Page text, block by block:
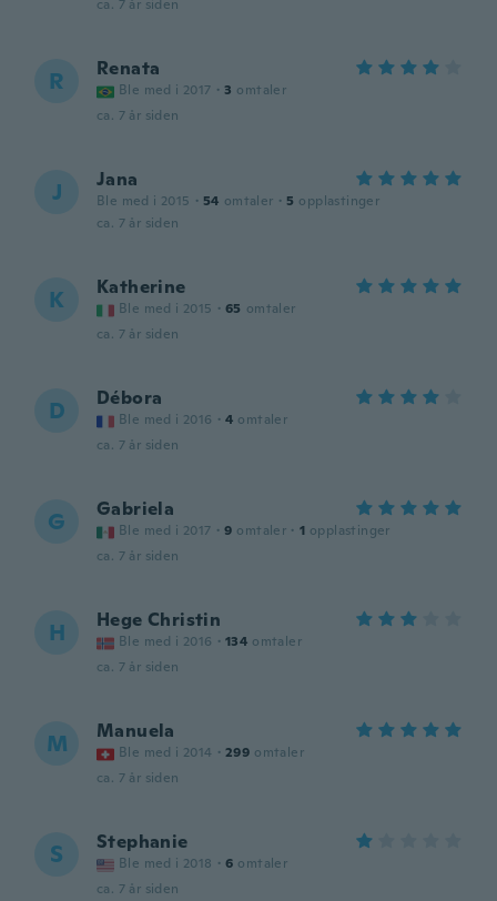
ca. 7 år siden
R Renata
Ble med i 2017 · 3 omtaler
ca. 7 år siden
J Jana
Ble med i 2015 · 54 omtaler · 5 opplastinger
ca. 7 år siden
K Katherine
Ble med i 2015 · 65 omtaler
ca. 7 år siden
D Débora
Ble med i 2016 · 4 omtaler
ca. 7 år siden
G Gabriela
Ble med i 2017 · 9 omtaler · 1 opplastinger
ca. 7 år siden
H Hege Christin
Ble med i 2016 · 134 omtaler
ca. 7 år siden
M Manuela
Ble med i 2014 · 299 omtaler
ca. 7 år siden
S Stephanie
Ble med i 2018 · 6 omtaler
ca. 7 år siden